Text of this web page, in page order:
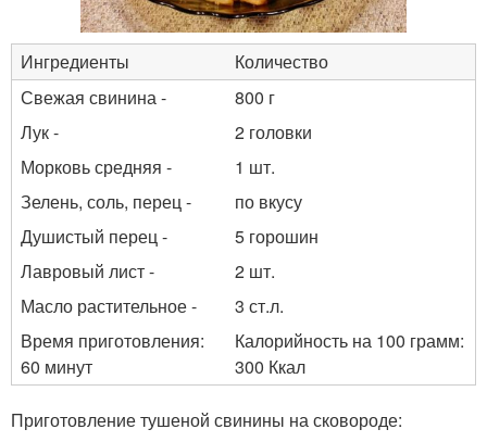
Ингредиенты
Количество
Свежая свинина -
800 г
Лук -
2 головки
Морковь средняя -
1 шт.
Зелень, соль, перец -
по вкусу
Душистый перец -
5 горошин
Лавровый лист -
2 шт.
Масло растительное -
3 ст.л.
Время приготовления:
60 минут
Калорийность на 100 грамм:
300 Ккал
Приготовление тушеной свинины на сковороде: